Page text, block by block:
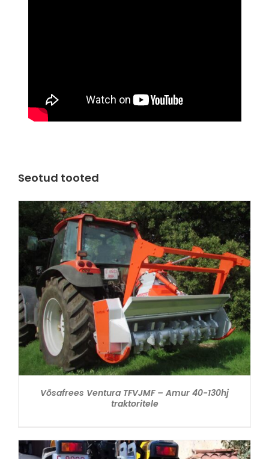
Seotud tooted
VAATA
Võsafrees Ventura TFVJMF – Amur 40-130hj
traktoritele